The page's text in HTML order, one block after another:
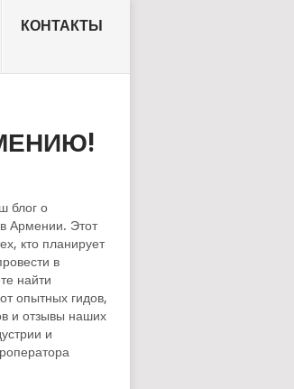
КОНТАКТЫ
блог о
Армении. Этот
кто планирует
в
найти
опытных гидов,
и отзывы наших
и